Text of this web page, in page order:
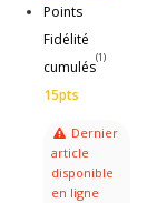
Points
Fidélité
cumulés
(1)
15pts
Dernier
article
disponible
en ligne